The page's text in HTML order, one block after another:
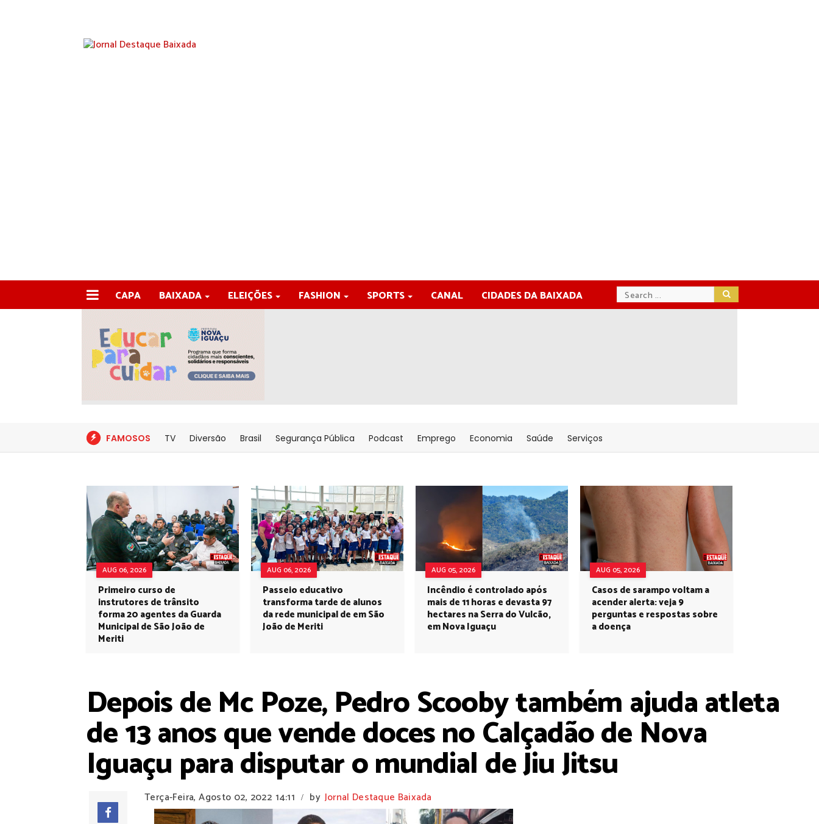
CAPA BAIXADA ELEIÇÕES FASHION SPORTS CANAL CIDADES DA BAIXADA
FAMOSOS TV Diversão Brasil Segurança Pública Podcast Emprego Economia Saúde Serviços
AUG 06, 2026
Primeiro curso de
instrutores de trânsito
forma 20 agentes da Guarda
Municipal de São João de
Meriti
AUG 06, 2026
Passeio educativo
transforma tarde de alunos
da rede municipal de em São
João de Meriti
AUG 05, 2026
Incêndio é controlado após
mais de 11 horas e devasta 97
hectares na Serra do Vulcão,
em Nova Iguaçu
AUG 05, 2026
Casos de sarampo voltam a
acender alerta: veja 9
perguntas e respostas sobre
a doença
Depois de Mc Poze, Pedro Scooby também ajuda atleta
de 13 anos que vende doces no Calçadão de Nova
Iguaçu para disputar o mundial de Jiu Jitsu
Terça-Feira, Agosto 02, 2022 14:11 / by Jornal Destaque Baixada